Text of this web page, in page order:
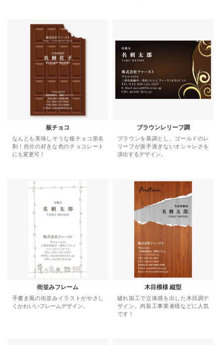
板チョコ
なんとも美味しそうな板チョコ形名
刺！自分の好きな色のチョコレート
にも変更可！
ブラウンレリーフ調
ブラウンを基調とし、ゴールドのレ
リーフが派手過ぎないオシャレさを
演出するデザイン。
街並みフレーム
手書き風の街並みイラストがやさし
くかわいいフレームデザイン。
木目模様 縦型
破れ加工で立体感を出した木目調デ
ザイン。内装工事業者様などに人気
です！